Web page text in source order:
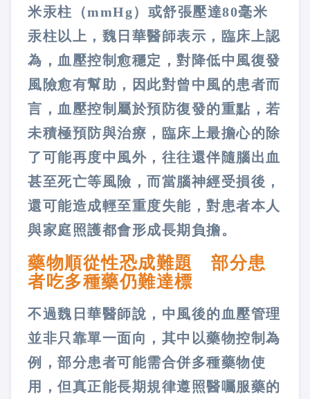
米汞柱（mmHg）或舒張壓達80毫米
汞柱以上，魏日華醫師表示，臨床上認
為，血壓控制愈穩定，對降低中風復發
風險愈有幫助，因此對曾中風的患者而
言，血壓控制屬於預防復發的重點，若
未積極預防與治療，臨床上最擔心的除
了可能再度中風外，往往還伴隨腦出血
甚至死亡等風險，而當腦神經受損後，
還可能造成輕至重度失能，對患者本人
與家庭照護都會形成長期負擔。
藥物順從性恐成難題 部分患
者吃多種藥仍難達標
不過魏日華醫師說，中風後的血壓管理
並非只靠單一面向，其中以藥物控制為
例，部分患者可能需合併多種藥物使
用，但真正能長期規律遵照醫囑服藥的